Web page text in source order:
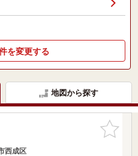
を変更する
地図から探す
お気に入
りに追加
西成区